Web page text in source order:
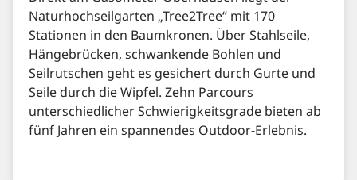
Naturhochseilgarten „Tree2Tree“ mit 170
Stationen in den Baumkronen. Über Stahlseile,
Hängebrücken, schwankende Bohlen und
Seilrutschen geht es gesichert durch Gurte und
Seile durch die Wipfel. Zehn Parcours
unterschiedlicher Schwierigkeitsgrade bieten ab
fünf Jahren ein spannendes Outdoor-Erlebnis.